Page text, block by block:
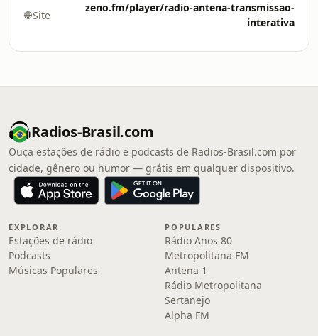
Site
zeno.fm/player/radio-antena-transmissao-
interativa
Radios-Brasil.com
Ouça estações de rádio e podcasts de Radios-Brasil.com por
cidade, gênero ou humor — grátis em qualquer dispositivo.
EXPLORAR
Estações de rádio
Podcasts
Músicas Populares
POPULARES
Rádio Anos 80
Metropolitana FM
Antena 1
Rádio Metropolitana
Sertanejo
Alpha FM